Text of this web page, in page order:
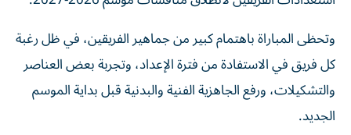
كل فريق في الاستفادة من فترة الإعداد، وتجربة بعض العناصر
والتشكيلات، ورفع الجاهزية الفنية والبدنية قبل بداية الموسم
الجديد.